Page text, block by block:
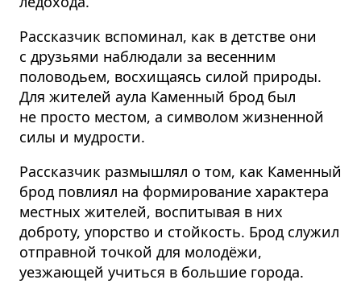
Рассказчик вспоминал, как в детстве они
с друзьями наблюдали за весенним
половодьем, восхищаясь силой природы.
Для жителей аула Каменный брод был
не просто местом, а символом жизненной
силы и мудрости.
Рассказчик размышлял о том, как Каменный
брод повлиял на формирование характера
местных жителей, воспитывая в них
доброту, упорство и стойкость. Брод служил
отправной точкой для молодёжи,
уезжающей учиться в большие города.